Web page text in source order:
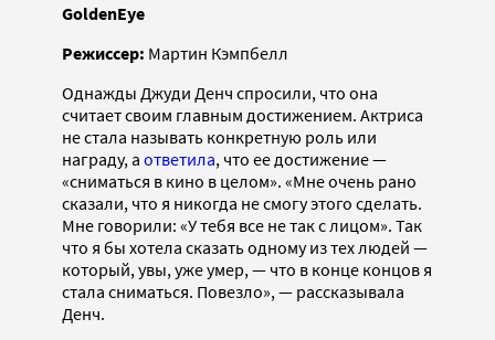
GoldenEye
Режиссер: Мартин Кэмпбелл
Однажды Джуди Денч спросили, что она
считает своим главным достижением. Актриса
не стала называть конкретную роль или
награду, а ответила, что ее достижение —
«сниматься в кино в целом». «Мне очень рано
сказали, что я никогда не смогу этого сделать.
Мне говорили: «У тебя все не так с лицом». Так
что я бы хотела сказать одному из тех людей —
который, увы, уже умер, — что в конце концов я
стала сниматься. Повезло», — рассказывала
Денч.